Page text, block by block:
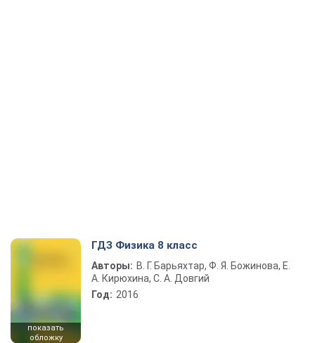
показать
обложку
ГДЗ Физика 8 класс
Авторы: В. Г. Барьяхтар, Ф. Я. Божинова, Е.
А. Кирюхина, С. А. Довгий
Год: 2016